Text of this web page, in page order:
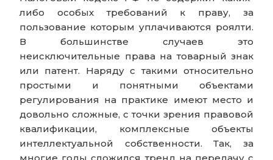
либо особых требований к праву, за
пользование которым уплачиваются роялти.
В большинстве случаев это
неисключительные права на товарный знак
или патент. Наряду с такими относительно
простыми и понятными объектами
регулирования на практике имеют место и
довольно сложные, с точки зрения правовой
квалификации, комплексные объекты
интеллектуальной собственности. Так, за